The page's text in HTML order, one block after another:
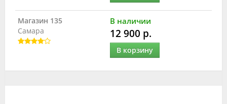
Магазин 135
Самара
В наличии
12 900 р.
В корзину